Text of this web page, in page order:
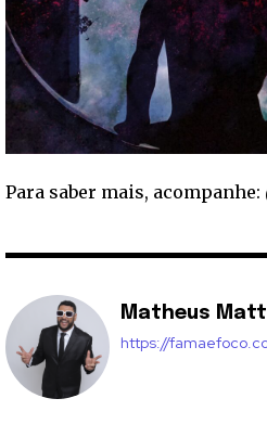
Para saber mais,
Matheus
https://